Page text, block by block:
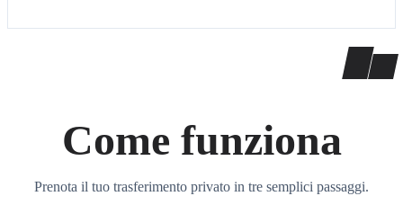
Come funziona
Prenota il tuo trasferimento privato in tre semplici passaggi.